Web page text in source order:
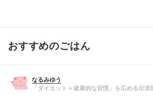
なるみゆう
「ダイエット＝健康的な習慣」を広める伝道師
おすすめのごはん
なるみゆう
「ダイエット＝健康的な習慣」を広める伝道